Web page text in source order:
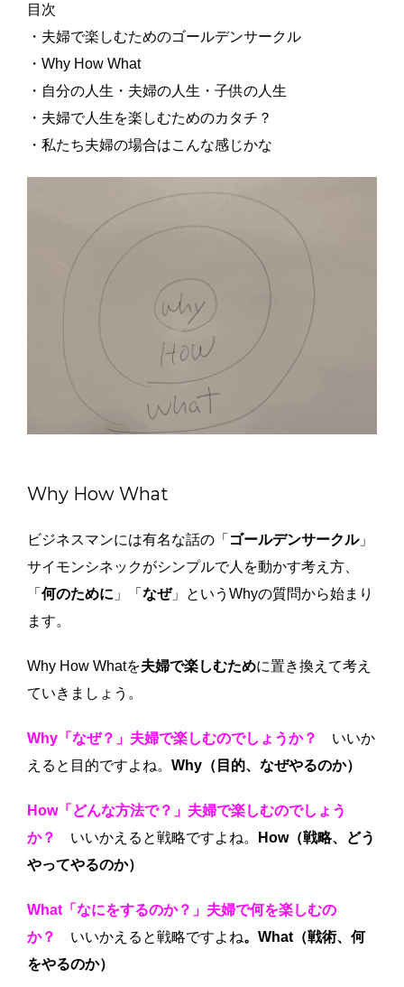
目次
・夫婦で楽しむためのゴールデンサークル
・Why How What
・自分の人生・夫婦の人生・子供の人生
・夫婦で人生を楽しむためのカタチ？
・私たち夫婦の場合はこんな感じかな
Why How What
ビジネスマンには有名な話の「 ゴールデンサークル」
サイモンシネックがシンプルで人を動かす考え方、
「 何のために 」「 なぜ」というWhyの質問から始まり
ます。
Why How Whatを夫婦で楽しむために置き換えて考え
ていきましょう。
Why「なぜ？」夫婦で楽しむのでしょうか？ いいか
えると目的ですよね。 Why（目的、なぜやるのか）
How「どんな方法で？」夫婦で楽しむのでしょう
か？ いいかえると戦略ですよね。
How（戦略、どう
やってやるのか）
What「なにをするのか？」夫婦で何を楽しむの
か？ いいかえると戦略ですよね。What（戦術、何
をやるのか）